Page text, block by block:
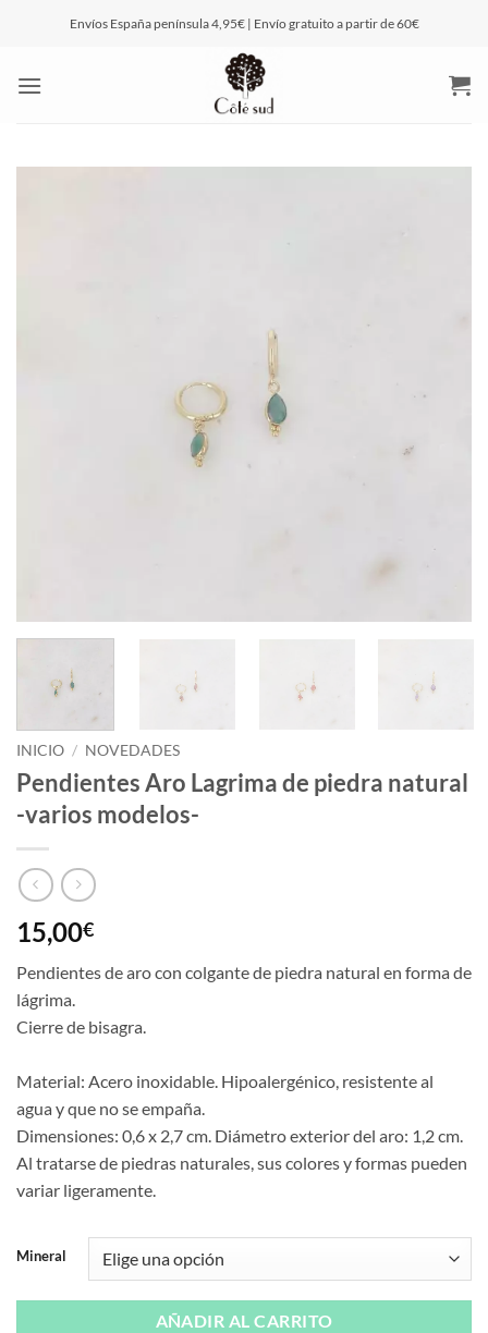
Envíos España península 4,95€ | Envío gratuito a partir de 60€
INICIO / NOVEDADES
Pendientes Aro Lagrima de piedra natural
-varios modelos-
15,00€
Pendientes de aro con colgante de piedra natural en forma de
lágrima.
Cierre de bisagra.
Material: Acero inoxidable. Hipoalergénico, resistente al
agua y que no se empaña.
Dimensiones: 0,6 x 2,7 cm. Diámetro exterior del aro: 1,2 cm.
Al tratarse de piedras naturales, sus colores y formas pueden
variar ligeramente.
Mineral
AÑADIR AL CARRITO